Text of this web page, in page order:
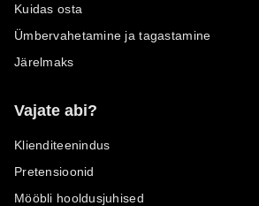
Kuidas osta
Ümbervahetamine ja tagastamine
Järelmaks
Vajate abi?
Klienditeenindus
Pretensioonid
Mööbli hooldusjuhised